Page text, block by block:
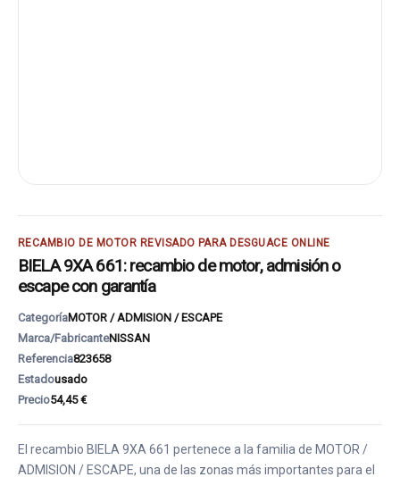
RECAMBIO DE MOTOR REVISADO PARA DESGUACE ONLINE
BIELA 9XA 661: recambio de motor, admisión o
escape con garantía
CategoríaMOTOR / ADMISION / ESCAPE
Marca/FabricanteNISSAN
Referencia823658
Estadousado
Precio54,45 €
El recambio BIELA 9XA 661 pertenece a la familia de MOTOR /
ADMISION / ESCAPE, una de las zonas más importantes para el